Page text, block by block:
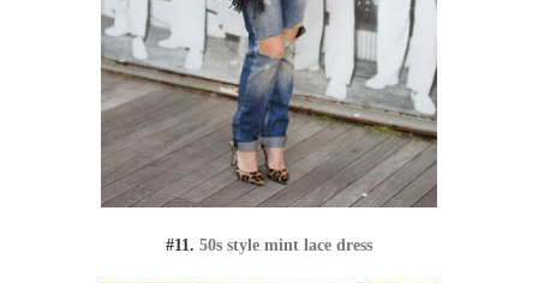
#11. 50s style mint lace dress